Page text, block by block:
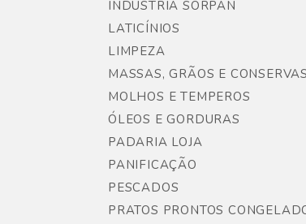
INDUSTRIA SORPAN
LATICÍNIOS
LIMPEZA
MASSAS, GRÃOS E CONSERVAS
MOLHOS E TEMPEROS
ÓLEOS E GORDURAS
PADARIA LOJA
PANIFICAÇÃO
PESCADOS
PRATOS PRONTOS